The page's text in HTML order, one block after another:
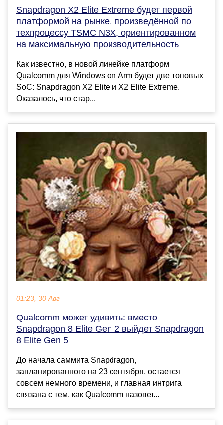
Snapdragon X2 Elite Extreme будет первой
платформой на рынке, произведённой по
техпроцессу TSMC N3X, ориентированном
на максимальную производительность
Как известно, в новой линейке платформ
Qualcomm для Windows on Arm будет две топовых
SoC: Snapdragon X2 Elite и X2 Elite Extreme.
Оказалось, что стар...
01:23, 30 Авг
Qualcomm может удивить: вместо
Snapdragon 8 Elite Gen 2 выйдет Snapdragon
8 Elite Gen 5
До начала саммита Snapdragon,
запланированного на 23 сентября, остается
совсем немного времени, и главная интрига
связана с тем, как Qualcomm назовет...